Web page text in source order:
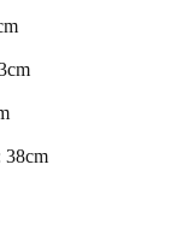
38cm